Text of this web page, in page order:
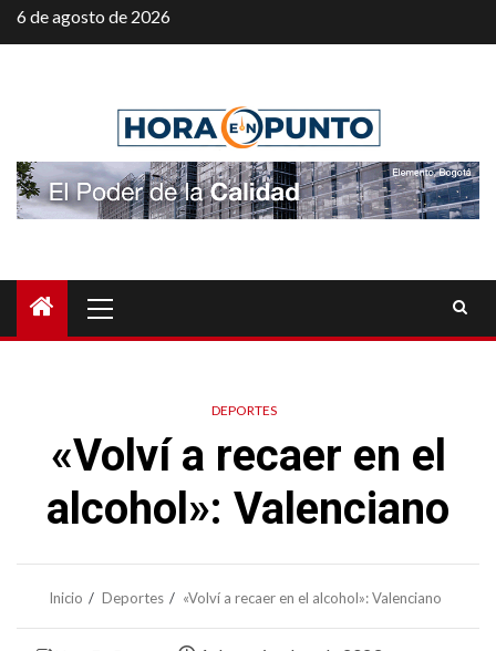
Saltar
al
6 de agosto de 2026
principal
DEPORTES
«Volví a recaer en el
alcohol»: Valenciano
Inicio Deportes «Volví a recaer en el alcohol»: Valenciano